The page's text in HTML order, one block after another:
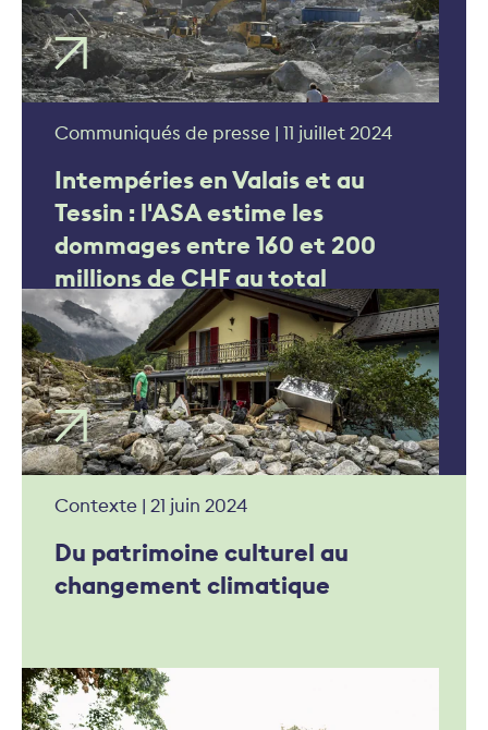
Communiqués de presse | 11 juillet 2024
Intempéries en Valais et au
Tessin : l'ASA estime les
dommages entre 160 et 200
millions de CHF au total
Contexte | 21 juin 2024
Du patrimoine culturel au
changement climatique